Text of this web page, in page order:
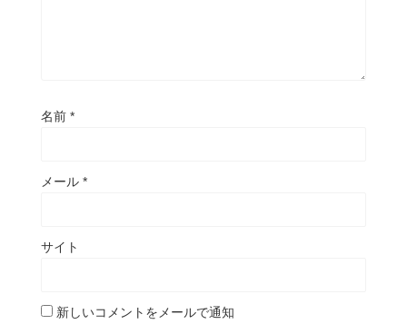
名前 *
メール *
サイト
新しいコメントをメールで通知